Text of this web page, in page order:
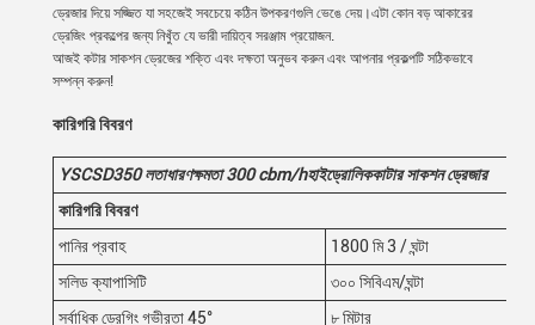
ড্রেজার দিয়ে সজ্জিত যা সহজেই সবচেয়ে কঠিন উপকরণগুলি ভেঙে দেয়।এটা কোন বড় আকারের
ড্রেজিং প্রকল্পের জন্য নিখুঁত যে ভারী দায়িত্ব সরঞ্জাম প্রয়োজন.
আজই কটার সাকশন ড্রেজের শক্তি এবং দক্ষতা অনুভব করুন এবং আপনার প্রকল্পটি সঠিকভাবে
সম্পন্ন করুন!
কারিগরি বিবরণ
YSCSD350 লতাধারণক্ষমতা 300 cbm/hহাইড্রোলিককাটার সাকশন ড্রেজার
কারিগরি বিবরণ
পানির প্রবাহ
1800 মি 3 / ঘন্টা
সলিড ক্যাপাসিটি
৩০০ সিবিএম/ঘন্টা
সর্বাধিক ড্রেগিং গভীরতা 45°
৮ মিটার